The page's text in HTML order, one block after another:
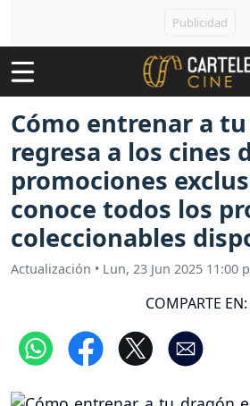
Cómo entrenar a
regresa a los cines
promociones
conoce todos los
coleccionables
Actualización • Lun, 23 Jun 2025 11:00
COMPARTE EN: